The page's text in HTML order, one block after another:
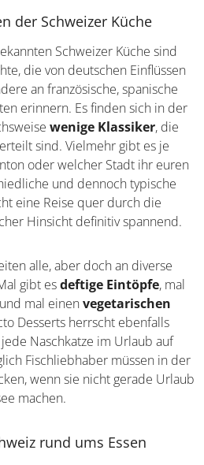
der Schweizer Küche
Schweizer Küche sind
die von deutschen
andere an französische,
Mahlzeiten erinnern. Es
Küche vergleichsweise
das gesamte Land verteilt
in welchem Kanton
Urlaub verbringt
typische Dinge zu kosten.
durch die Schweiz auch in
alle, aber doch an diverse
gibt es
deftige Eintöpfe,
und mal einen
. In puncto Desserts
Vielfalt, sodass jede
Kosten kommt. Lediglich
Schweiz etwas